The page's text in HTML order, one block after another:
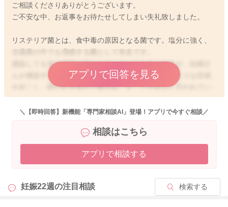
ご相談くださりありがとうございます。
ご不安な中、お返事をお待たせしてしまい失礼致しました。
リステリア菌とは、食中毒の原因となる菌です。塩分に強く、
感染しても何も症状が起こらないケースもありますが、妊婦さ
んが感染すると倦怠感や発熱などインフルエンザのような症状
を起こし、時に吐き気や下痢を起こすことがあると言われてい
ます。現在のところ何も症状がないようで一安心です。
い生ハム類、牛乳、ナチュラルチーズです。
リステリア菌については、念のために医師にご相談いただく
よろしくお願いします。
アプリで回答を見る
＼【即時回答】新機能「専門家相談AI」登場！アプリで今すぐ相談／
相談はこちら
アプリで相談する
妊娠22週の注目相談 検索する